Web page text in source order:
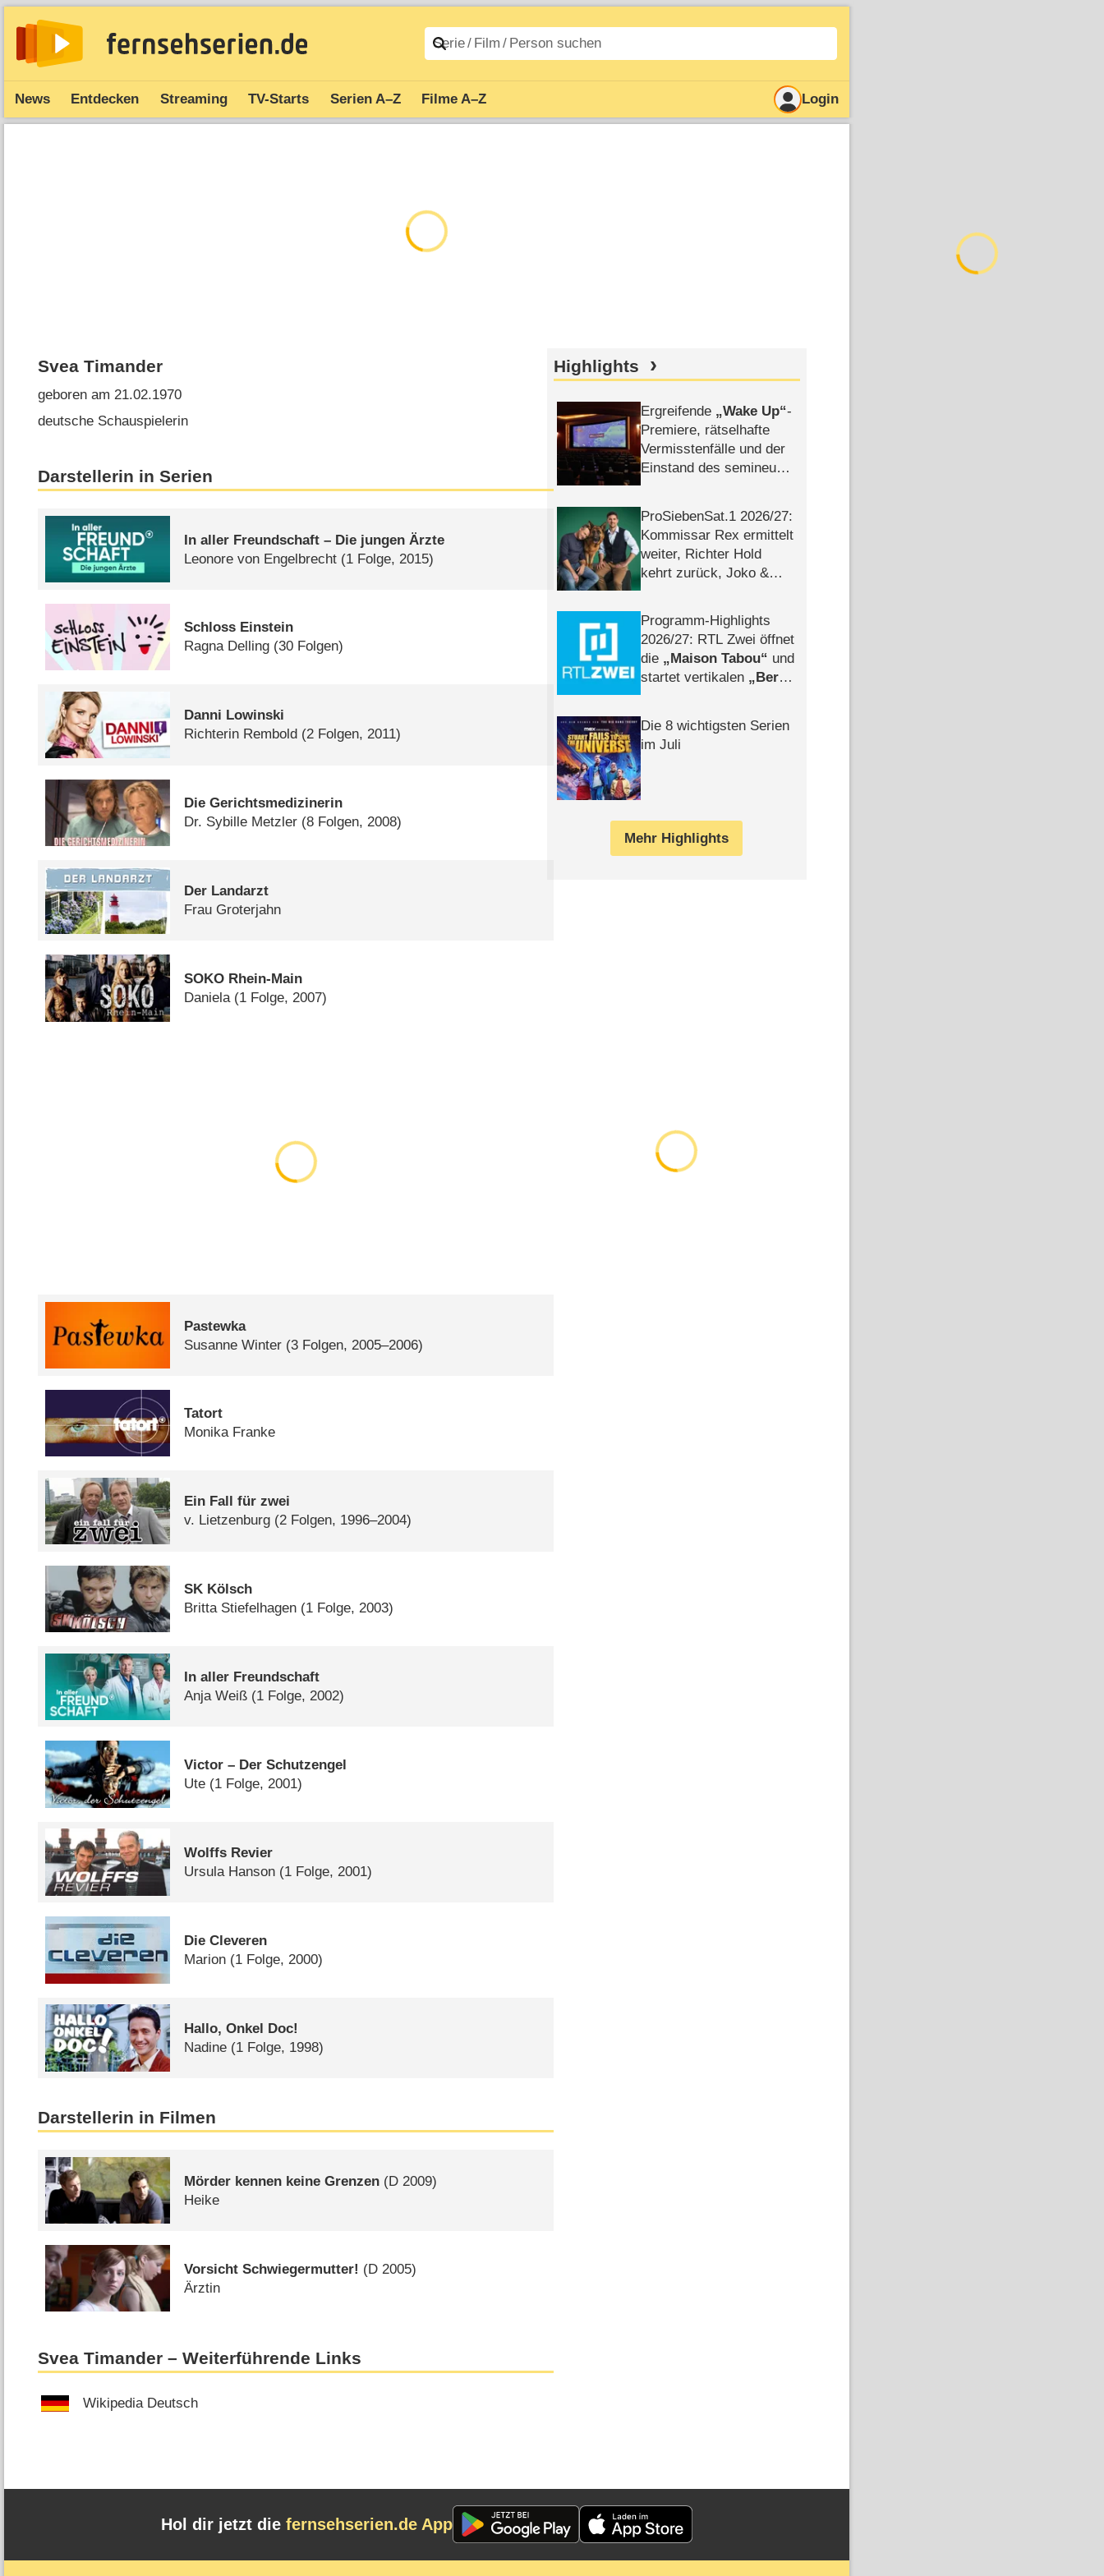
News Entdecken Streaming TV-Starts Serien A–Z Filme A–Z Login
Svea Timander
geboren am 21.02.1970
deutsche Schauspielerin
Darstellerin in Serien
In aller Freundschaft – Die jungen Ärzte
Leonore von Engelbrecht (1 Folge, 2015)
Schloss Einstein
Ragna Delling (30 Folgen)
Danni Lowinski
Richterin Rembold (2 Folgen, 2011)
Die Gerichtsmedizinerin
Dr. Sybille Metzler (8 Folgen, 2008)
Der Landarzt
Frau Groterjahn
SOKO Rhein-Main
Daniela (1 Folge, 2007)
Pastewka
Susanne Winter (3 Folgen, 2005–2006)
Tatort
Monika Franke
Ein Fall für zwei
v. Lietzenburg (2 Folgen, 1996–2004)
SK Kölsch
Britta Stiefelhagen (1 Folge, 2003)
In aller Freundschaft
Anja Weiß (1 Folge, 2002)
Victor – Der Schutzengel
Ute (1 Folge, 2001)
Wolffs Revier
Ursula Hanson (1 Folge, 2001)
Die Cleveren
Marion (1 Folge, 2000)
Hallo, Onkel Doc!
Nadine (1 Folge, 1998)
Darstellerin in Filmen
Mörder kennen keine Grenzen (D 2009)
Heike
Vorsicht Schwiegermutter! (D 2005)
Ärztin
Svea Timander – Weiterführende Links
Wikipedia Deutsch
Highlights
Ergreifende Wake Up -
Premiere, rätselhafte
Vermisstenfälle und der
Einstand des semineuen
ProSiebenSat.1 2026/​27:
Kommissar Rex ermittelt
weiter, Richter Hold
kehrt zurück, Joko &
Programm-Highlights
2026/​27: RTL Zwei öffnet
die
Maison Tabou
und
startet vertikalen
Berlin
Die 8 wichtigsten Serien
im Juli
Mehr Highlights
Hol dir jetzt die fernsehserien.de App